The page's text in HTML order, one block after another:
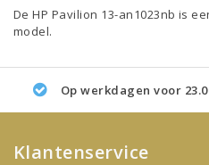
De HP Pavilion 13-an1023nb is
model.
Op werkdagen voor
Klantenservice